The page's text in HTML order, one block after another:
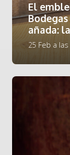
El
añada:
25 Feb a